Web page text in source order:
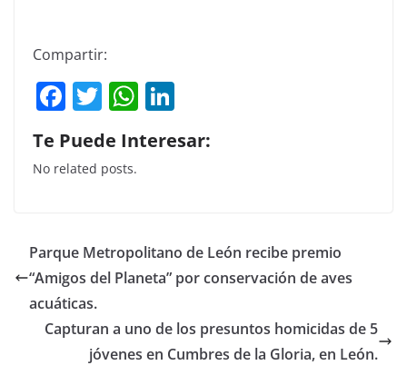
Compartir:
F
a
c
e
o
o
k
T
w
itt
er
W
h
at
p
p
k
n
Te Puede Interesar:
No related posts.
Parque Metropolitano de León recibe premio
“Amigos del Planeta” por conservación de aves
acuáticas.
Capturan a uno de los presuntos homicidas de 5
jóvenes en Cumbres de la Gloria, en León.